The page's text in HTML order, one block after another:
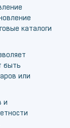
каталоги
быть
или
и